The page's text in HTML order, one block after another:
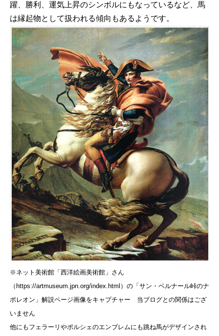
躍、勝利、運気上昇のシンボルにもなっているなど、馬
は縁起物として扱われる傾向もあるようです。
※ネット美術館「西洋絵画美術館」さん
（https://artmuseum.jpn.org/index.html）の「サン・ベルナール峠のナ
ポレオン」解説ページ画像をキャプチャー 当ブログとの関係はござ
いません
他にもフェラーリやポルシェのエンブレムにも跳ね馬がデザインされ